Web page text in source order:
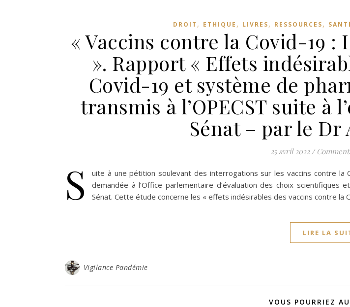
DROIT , ETHIQUE , LIVRES, RESSOURCES,
« Vaccins contre la Covid-19 :
». Rapport « Effets
Covid-19 et système de
transmis à l’OPECST suite à
Sénat – par le
25 avril 2022 /
S
uite à une pétition soulevant des interrogations sur les vaccins contre la
demandée à l’Office parlementaire d’évaluation des choix scientifiques
Sénat. Cette étude concerne les « effets indésirables des vaccins contre la
LIRE LA
Vigilance Pandémie
VOUS POURRIEZ